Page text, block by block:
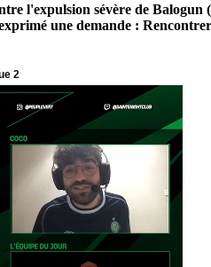
l'expulsion sévère de Balogun
une demande :